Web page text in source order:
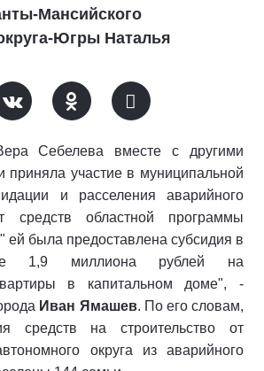
Мансийского
Югры Наталья
Себелева вместе с другими
приняла участие в муниципальной
и расселения аварийного
средств областной программы
ей была предоставлена субсидия в
1,9 миллиона рублей на
в капитальном доме", -
Иван Ямашев. По его словам,
средств на строительство от
округа из аварийного